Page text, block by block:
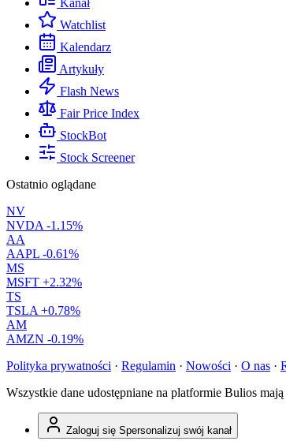
Kanał
Watchlist
Kalendarz
Artykuły
Flash News
Fair Price Index
StockBot
Stock Screener
Ostatnio oglądane
NV
NVDA -1.15%
AA
AAPL -0.61%
MS
MSFT +2.32%
TS
TSLA +0.78%
AM
AMZN -0.19%
Polityka prywatności · Regulamin · Nowości · O nas ·
Wszystkie dane udostępniane na platformie Bulios
Zaloguj się Spersonalizuj swój kanał